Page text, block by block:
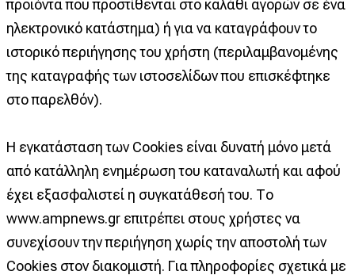
προιόντα που προστίθενται στο καλάθι αγορών σε ένα
ηλεκτρονικό κατάστημα) ή για να καταγράφουν το
ιστορικό περιήγησης του χρήστη (περιλαμβανομένης
της καταγραφής των ιστοσελίδων που επισκέφτηκε
στο παρελθόν).
Η εγκατάσταση των Cookies είναι δυνατή μόνο μετά
από κατάλληλη ενημέρωση του καταναλωτή και αφού
έχει εξασφαλιστεί η συγκατάθεσή του. Το
www.ampnews.gr επιτρέπει στους χρήστες να
συνεχίσουν την περιήγηση χωρίς την αποστολή των
Cookies στον διακομιστή. Για πληροφορίες σχετικά με